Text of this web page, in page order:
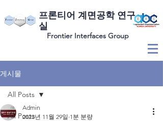
​프론티어 계면공학 연구
실
Frontier Interfaces Group
게시물
All Posts
All Posts
Admin
2023년 11월 29일 1분 분량